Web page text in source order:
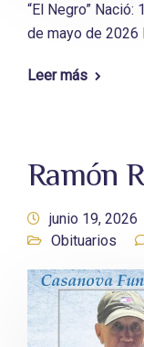
“El Negro”
de mayo de 2026
Leer más
Ramón
junio 19, 2026
Obituarios